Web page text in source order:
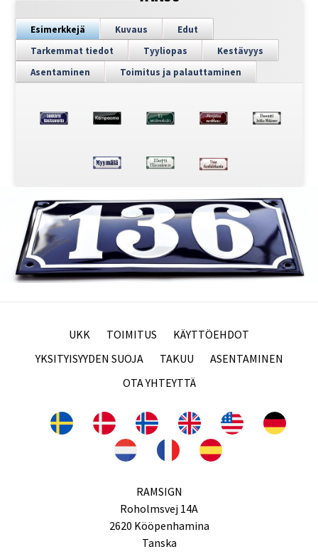
Esimerkkejä Kuvaus
Edut
Tarkemmat tiedot
Tyyliopas
Kestävyys
Asentaminen
Toimitus ja palauttaminen
UKK TOIMITUS
KÄYTTÖEHDOT
YKSITYISYYDEN SUOJA
TAKUU
ASENTAMINEN
OTA YHTEYTTÄ
RAMSIGN
Roholmsvej 14A
2620 Kööpenhamina
Tanska